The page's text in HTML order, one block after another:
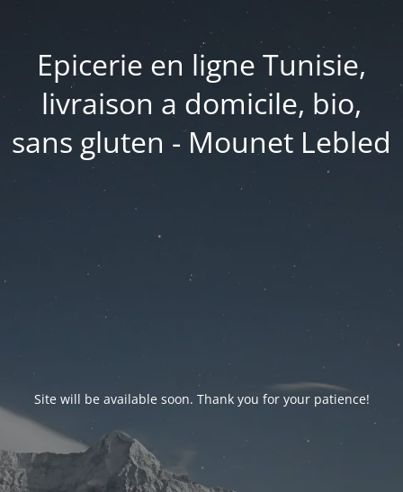
Epicerie en ligne Tunisie,
livraison a domicile, bio,
sans gluten - Mounet Lebled
Site will be available soon. Thank you for your patience!